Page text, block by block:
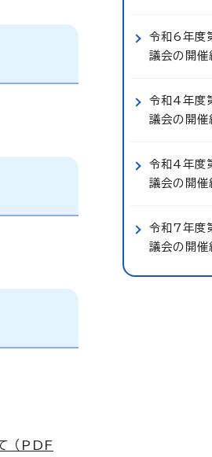
（PDF
令和6年度
議会の開催
令和4年度
議会の開催
令和4年度
議会の開催
令和7年度
議会の開催